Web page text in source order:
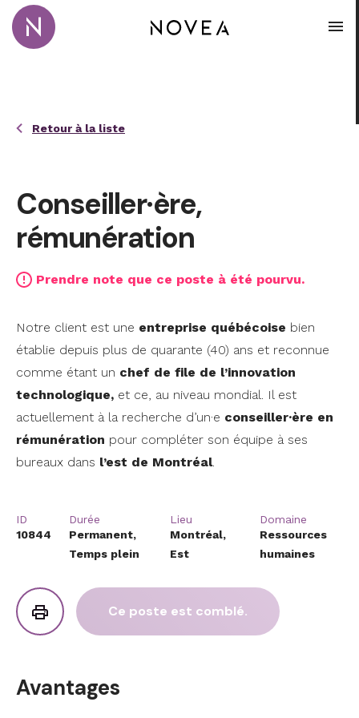
Passer au contenu principal
Retour à la liste
Conseiller·ère,
rémunération
Prendre note que ce poste à été pourvu.
Notre client est une entreprise québécoise bien
établie depuis plus de quarante (40) ans et reconnue
comme étant un chef de file de l’innovation
technologique, et ce, au niveau mondial. Il est
actuellement à la recherche d’un·e conseiller·ère en
rémunération pour compléter son équipe à ses
bureaux dans l’est de Montréal.
ID
10844
Durée
Permanent,
Temps plein
Lieu
Montréal,
Est
Domaine
Ressources
humaines
Ce poste est comblé.
Avantages